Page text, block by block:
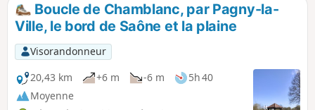
Boucle de Chamblanc, par Pagny-la-
Ville, le bord de Saône et la plaine
Visorandonneur
20,43 km
+6 m -6 m
5h 40
Moyenne